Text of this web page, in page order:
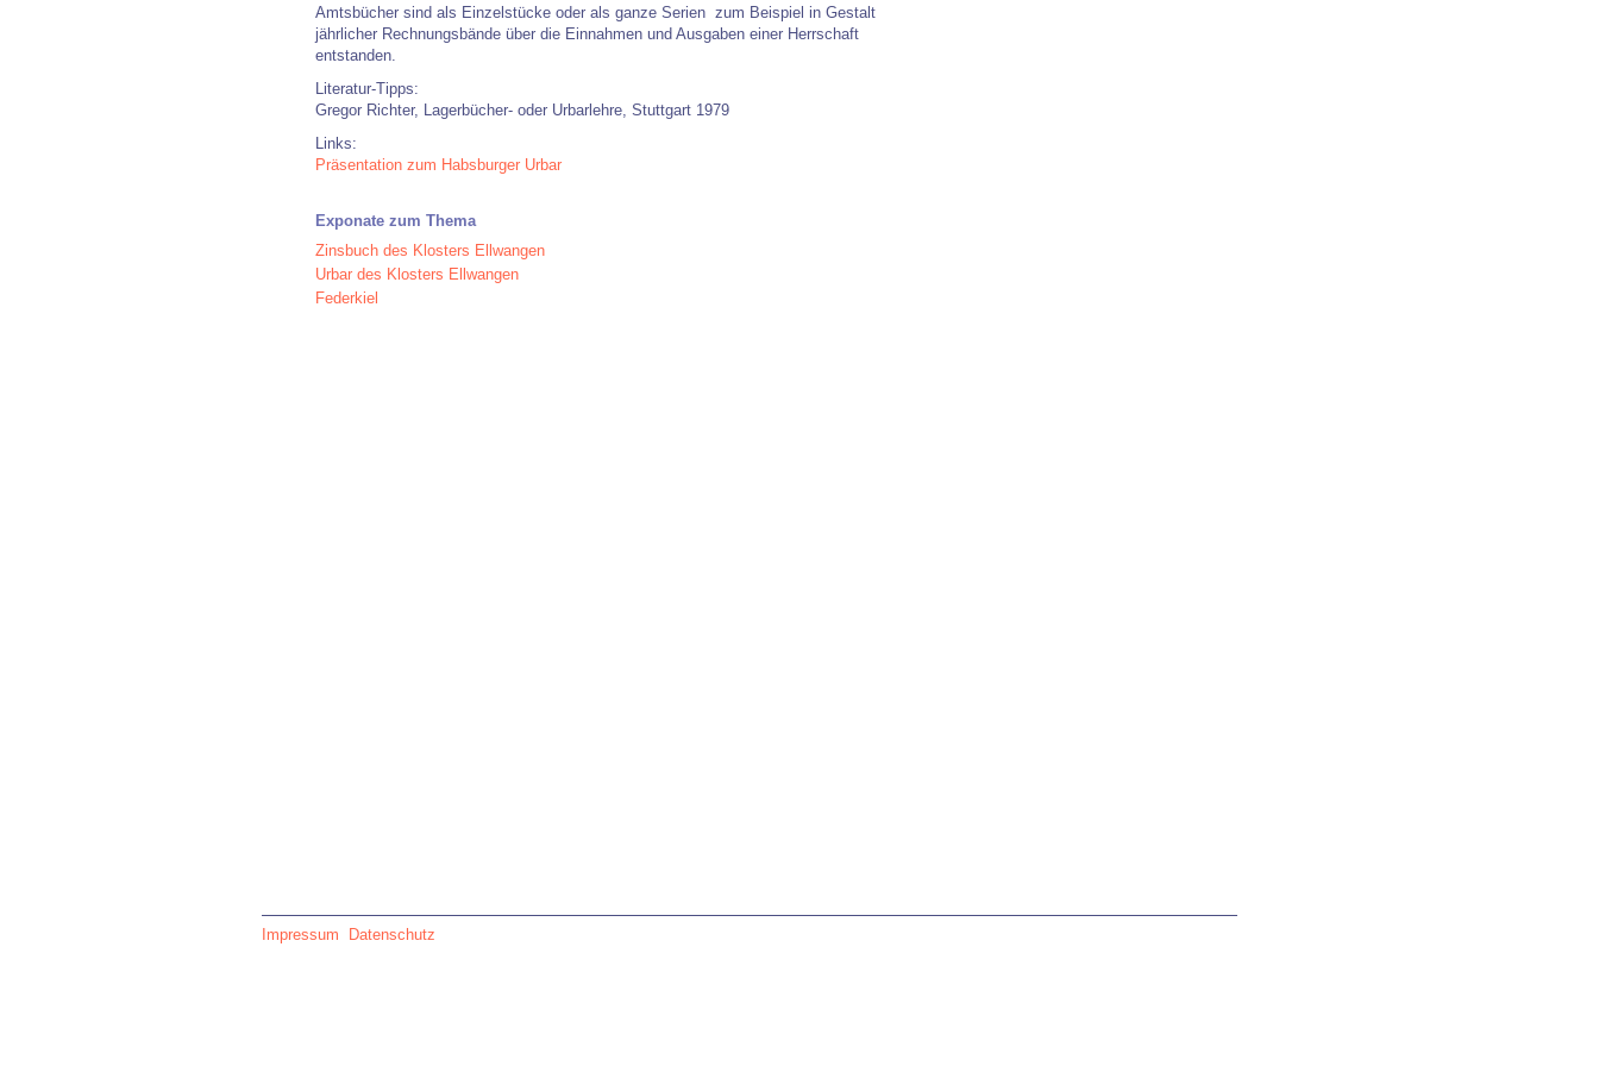
Amtsbücher sind als Einzelstücke oder als ganze Serien  zum Beispiel in Gestalt
jährlicher Rechnungsbände über die Einnahmen und Ausgaben einer Herrschaft 
entstanden.
Literatur-Tipps:
Gregor Richter, Lagerbücher- oder Urbarlehre, Stuttgart 1979
Links:
Präsentation zum Habsburger Urbar
Exponate zum Thema
Zinsbuch des Klosters Ellwangen
Urbar des Klosters Ellwangen
Federkiel
Impressum Datenschutz